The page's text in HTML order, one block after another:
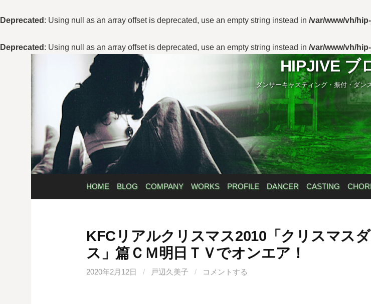
Deprecated : Using null as an array offset is deprecated, use an empty string instead in /var/www/vh/
Deprecated : Using null as an array offset is deprecated, use an empty string instead in /var/www/vh/
テ
ン
ツ
キ
ッ
HIPJIVE ブ
ダンサーキャスティング・振付・ダン
HOME BLOG COMPANY WORKS PROFILE DANCER CASTING
KFCリアルクリスマス2010「クリスマス
ス」篇ＣＭ明日ＴＶでオンエア！
2020年2月12日 / 戸辺久美子 / コメントする